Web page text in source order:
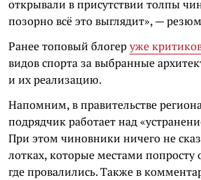
открывали в присутствии толпы
позорно всё это выглядит», —
Ранее топовый блогеруже
видов спорта за выбранные
и их реализацию.
Напомним, в правительстве
подрядчик работает над
При этом чиновники ничего не
лотках, которые местами попросту
где провалились. Также в